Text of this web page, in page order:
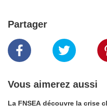
Partager
Vous aimerez aussi
La FNSEA découvre la crise